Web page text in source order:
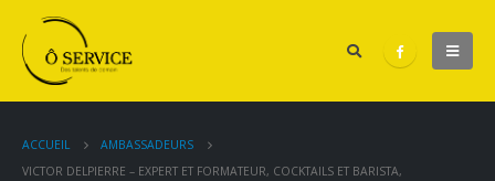
ACCUEIL
AMBASSADEURS
VICTOR DELPIERRE – EXPERT ET FORMATEUR, COCKTAILS ET BARISTA,